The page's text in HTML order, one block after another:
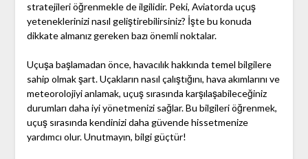
stratejileri öğrenmekle de ilgilidir. Peki, Aviatorda uçuş
yeteneklerinizi nasıl geliştirebilirsiniz? İşte bu konuda
dikkate almanız gereken bazı önemli noktalar.
Uçuşa başlamadan önce, havacılık hakkında temel bilgilere
sahip olmak şart. Uçakların nasıl çalıştığını, hava akımlarını ve
meteorolojiyi anlamak, uçuş sırasında karşılaşabileceğiniz
durumları daha iyi yönetmenizi sağlar. Bu bilgileri öğrenmek,
uçuş sırasında kendinizi daha güvende hissetmenize
yardımcı olur. Unutmayın, bilgi güçtür!